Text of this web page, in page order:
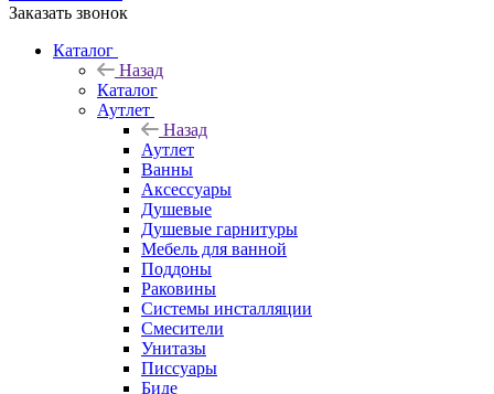
Заказать звонок
Каталог
Назад
Каталог
Аутлет
Назад
Аутлет
Ванны
Аксессуары
Душевые
Душевые гарнитуры
Мебель для ванной
Поддоны
Раковины
Системы инсталляции
Смесители
Унитазы
Писсуары
Биде